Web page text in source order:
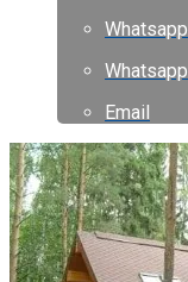
Whatsapp
Whatsapp
Email